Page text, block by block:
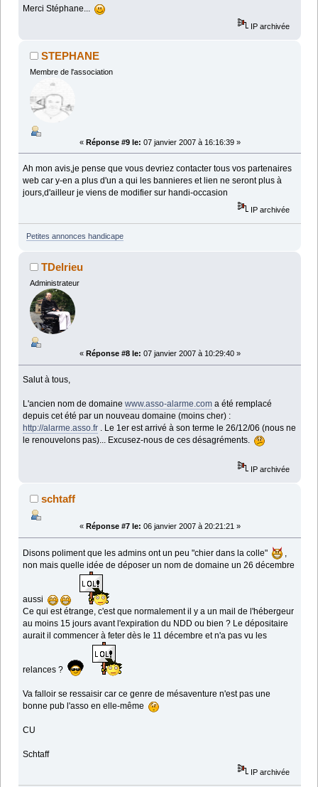
Merci Stéphane...
IP archivée
STEPHANE
Membre de l'association
« Réponse #9 le: 07 janvier 2007 à 16:16:39 »
Ah mon avis,je pense que vous devriez contacter tous vos partenaires
web car y-en a plus d'un a qui les bannieres et lien ne seront plus à
jours,d'ailleur je viens de modifier sur handi-occasion
IP archivée
Petites annonces handicape
TDelrieu
Administrateur
« Réponse #8 le: 07 janvier 2007 à 10:29:40 »
Salut à tous,
L'ancien nom de domainewww.asso-alarme.com a été remplacé
depuis cet été par un nouveau domaine (moins cher) :
http://alarme.asso.fr . Le 1er est arrivé à son terme le 26/12/06 (nous ne
le renouvelons pas)... Excusez-nous de ces désagréments.
IP archivée
schtaff
« Réponse #7 le: 06 janvier 2007 à 20:21:21 »
Disons poliment que les admins ont un peu "chier dans la colle"
,
non mais quelle idée de déposer un nom de domaine un 26 décembre
aussi
Ce qui est étrange, c'est que normalement il y a un mail de l'hébergeur
au moins 15 jours avant l'expiration du NDD ou bien ? Le dépositaire
aurait il commencer à feter dès le 11 décembre et n'a pas vu les
relances ?
Va falloir se ressaisir car ce genre de mésaventure n'est pas une
bonne pub l'asso en elle-même
CU
Schtaff
IP archivée